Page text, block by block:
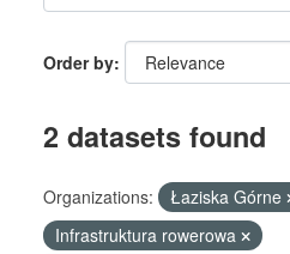
Order by
2 datasets found
Organizations: Łaziska Górne
Infrastruktura rowerowa